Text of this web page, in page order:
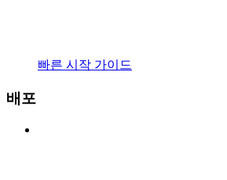
빠른 시작 가이드
배포